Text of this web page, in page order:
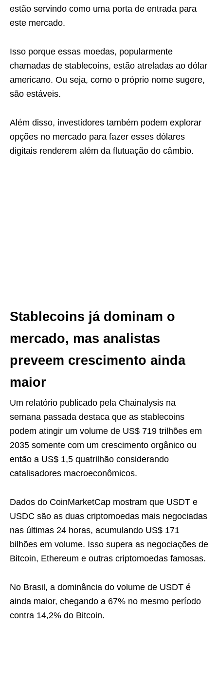
estão servindo como uma porta de entrada para
este mercado.
Isso porque essas moedas, popularmente
chamadas de stablecoins, estão atreladas ao dólar
americano. Ou seja, como o próprio nome sugere,
são estáveis.
Além disso, investidores também podem explorar
opções no mercado para fazer esses dólares
digitais renderem além da flutuação do câmbio.
Stablecoins já dominam o
mercado, mas analistas
preveem crescimento ainda
maior
Um relatório publicado pela Chainalysis na
semana passada destaca que as stablecoins
podem atingir um volume de US$ 719 trilhões em
2035 somente com um crescimento orgânico ou
então a US$ 1,5 quatrilhão considerando
catalisadores macroeconômicos.
Dados do CoinMarketCap mostram que USDT e
USDC são as duas criptomoedas mais negociadas
nas últimas 24 horas, acumulando US$ 171
bilhões em volume. Isso supera as negociações de
Bitcoin, Ethereum e outras criptomoedas famosas.
No Brasil, a dominância do volume de USDT é
ainda maior, chegando a 67% no mesmo período
contra 14,2% do Bitcoin.